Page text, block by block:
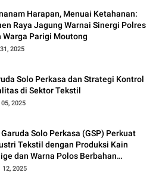
Harapan, Menuai Ketahanan:
Raya Jagung Warnai Sinergi Polres
Warga Parigi Moutong
2025
Solo Perkasa dan Strategi Kontrol
di Sektor Tekstil
2025
Garuda Solo Perkasa (GSP) Perkuat
Tekstil dengan Produksi Kain
dan Warna Polos Berbahan
Rayon
12, 2025